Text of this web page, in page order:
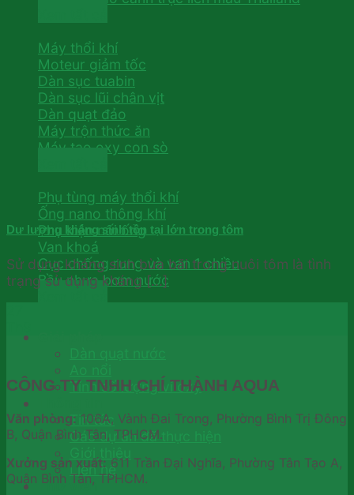
Máy thổi khí
Moteur giảm tốc
Dàn sục tuabin
Dàn sục lũi chân vịt
Dàn quạt đảo
Máy trộn thức ăn
Máy tạo oxy con sò
Phụ tùng máy thổi khí
Ống nano thông khí
Phụ kiện nối ống
Van khoá
Cục chống rung và van 1 chiều
Bầu nhựa bơm nước
Tính số lượng vỉ oxy
Tin tức
Các dự án đã thực hiện
Liên hệ
Thư viện
Dư lượng kháng sinh tồn tại lớn trong tôm
Sử dụng kháng sinh bừa bãi trong nuôi tôm là tình
trạng sử dụng kháng [...]
CÔNG TY TNHH CHÍ THÀNH AQUA
Văn phòng: 106A, Vành Đai Trong, Phường Bình Trị Đông
B, Quận Bình Tân, TPHCM.
Xưởng sản xuất: 611 Trần Đại Nghĩa, Phường Tân Tạo A,
Quận Bình Tân, TPHCM.